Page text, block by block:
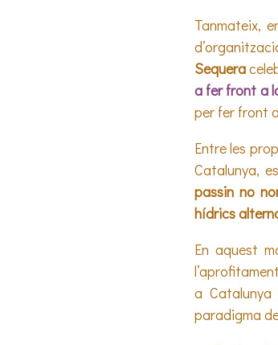
Tanmateix,
Sequera
a fer front a
per fer front
Entre les
Catalunya,
passin no
hídrics
En aquest
a
paradigma